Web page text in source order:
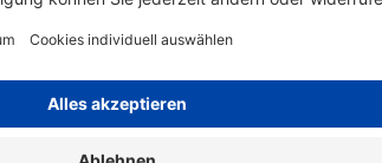
Lieferzeit: 1-3 Werktage